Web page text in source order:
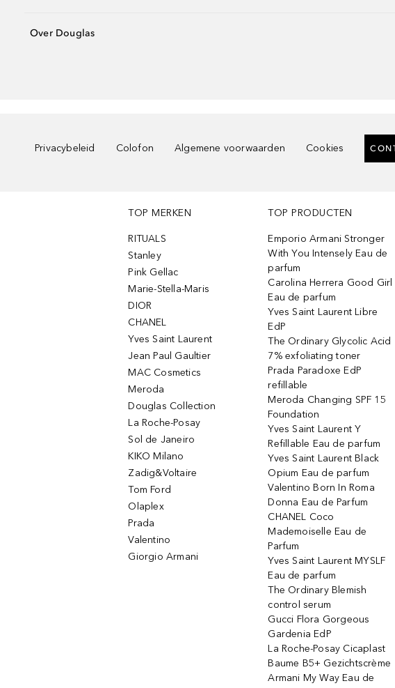
Over Douglas
Privacybeleid Colofon Algemene voorwaarden Cookies
TOP MERKEN
RITUALS
Stanley
Pink Gellac
Marie-Stella-Maris
DIOR
CHANEL
Yves Saint Laurent
Jean Paul Gaultier
MAC Cosmetics
Meroda
Douglas Collection
La Roche-Posay
Sol de Janeiro
KIKO Milano
Zadig&Voltaire
Tom Ford
Olaplex
Prada
Valentino
Giorgio Armani
TOP PRODUCTEN
Emporio Armani Stronger
With You Intensely Eau de
parfum
Carolina Herrera Good Girl
Eau de parfum
Yves Saint Laurent Libre
EdP
The Ordinary Glycolic Acid
7% exfoliating toner
Prada Paradoxe EdP
refillable
Meroda Changing SPF 15
Foundation
Yves Saint Laurent Y
Refillable Eau de parfum
Yves Saint Laurent Black
Opium Eau de parfum
Valentino Born In Roma
Donna Eau de Parfum
CHANEL Coco
Mademoiselle Eau de
Parfum
Yves Saint Laurent MYSLF
Eau de parfum
The Ordinary Blemish
control serum
Gucci Flora Gorgeous
Gardenia EdP
La Roche-Posay Cicaplast
Baume B5+ Gezichtscrème
Armani My Way Eau de